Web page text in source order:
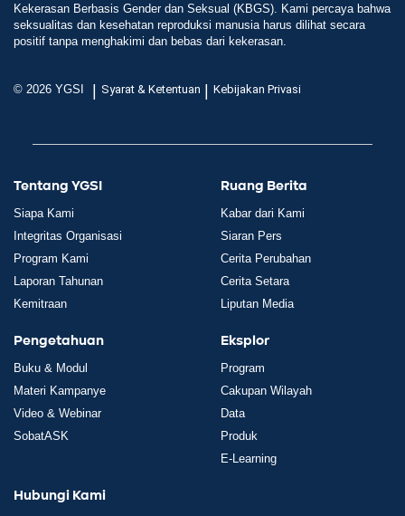
Kekerasan Berbasis Gender dan Seksual (KBGS). Kami percaya bahwa
seksualitas dan kesehatan reproduksi manusia harus dilihat secara
positif tanpa menghakimi dan bebas dari kekerasan.
© 2026 YGSI | Syarat & Ketentuan | Kebijakan Privasi
Tentang YGSI
Siapa Kami
Integritas Organisasi
Program Kami
Laporan Tahunan
Kemitraan
Ruang Berita
Kabar dari Kami
Siaran Pers
Cerita Perubahan
Cerita Setara
Liputan Media
Pengetahuan
Buku & Modul
Materi Kampanye
Video & Webinar
SobatASK
Eksplor
Program
Cakupan Wilayah
Data
Produk
E-Learning
Hubungi Kami